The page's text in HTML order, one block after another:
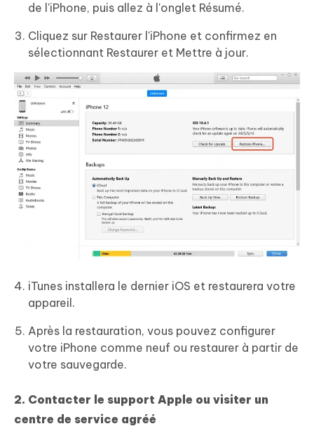
de l'iPhone, puis allez à l'onglet Résumé.
Cliquez sur Restaurer l'iPhone et confirmez en
sélectionnant Restaurer et Mettre à jour.
iTunes installera le dernier iOS et restaurera votre
appareil.
Après la restauration, vous pouvez configurer
votre iPhone comme neuf ou restaurer à partir de
votre sauvegarde.
2. Contacter le support Apple ou visiter un
centre de service agréé